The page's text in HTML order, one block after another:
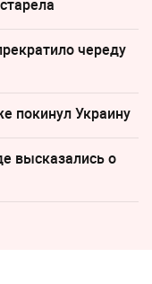
череду
покинул Украину
высказались о